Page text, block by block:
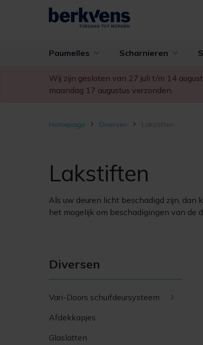
Paumelles Scharnieren
Wij zijn gesloten van 27 juli t/m 14
maandag 17 augustus verzonden.
Homepage Diversen Lakstiften
Lakstiften
Als uw deuren licht beschadigd zijn,
het mogelijk om beschadigingen van de
Diversen
Vari-Doors schuifdeursysteem
Afdekkapjes
Glaslatten